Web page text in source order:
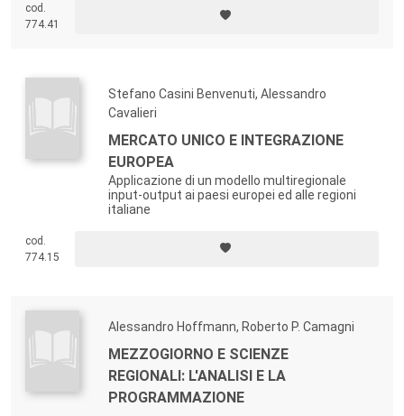
cod.
774.41
Stefano Casini Benvenuti, Alessandro
Cavalieri
MERCATO UNICO E INTEGRAZIONE
EUROPEA
Applicazione di un modello multiregionale
input-output ai paesi europei ed alle regioni
italiane
cod.
774.15
Alessandro Hoffmann, Roberto P. Camagni
MEZZOGIORNO E SCIENZE
REGIONALI: L'ANALISI E LA
PROGRAMMAZIONE